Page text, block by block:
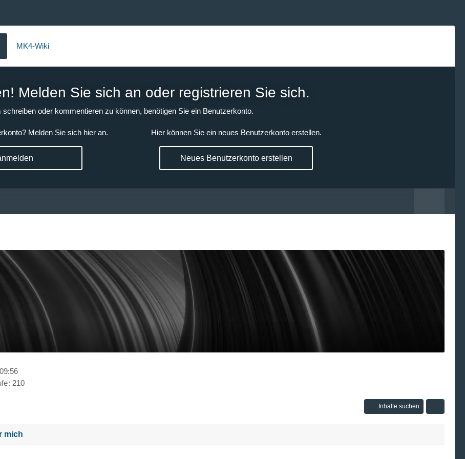
MK4-Wiki
Melden Sie sich an oder registrieren Sie sich.
schreiben oder kommentieren zu können, benötigen Sie ein Benutzerkonto.
Melden Sie sich hier an. Hier können Sie ein neues Benutzerkonto erstellen.
Neues Benutzerkonto erstellen
210
Inhalte suchen
mich